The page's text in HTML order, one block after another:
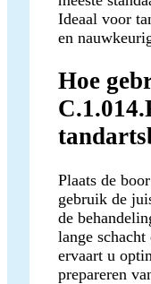
Ideaal voor
en
Hoe
Plaats de
gebruik de
de
lange
ervaart u
prepareren